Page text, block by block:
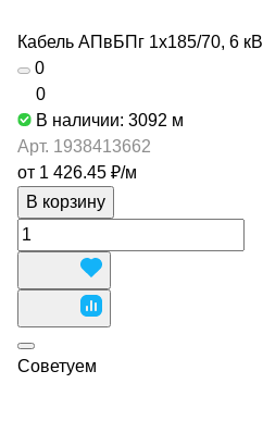
Кабель АПвБПг 1х185/70, 6 кВ
0
0
В наличии: 3092 м
Арт. 1938413662
от 1 426.45 ₽/м
В корзину
Советуем